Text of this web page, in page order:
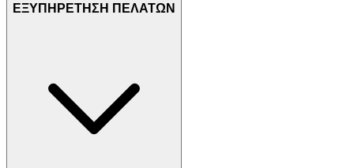
ΕΞΥΠΗΡΕΤΗΣΗ ΠΕΛΑΤΩΝ